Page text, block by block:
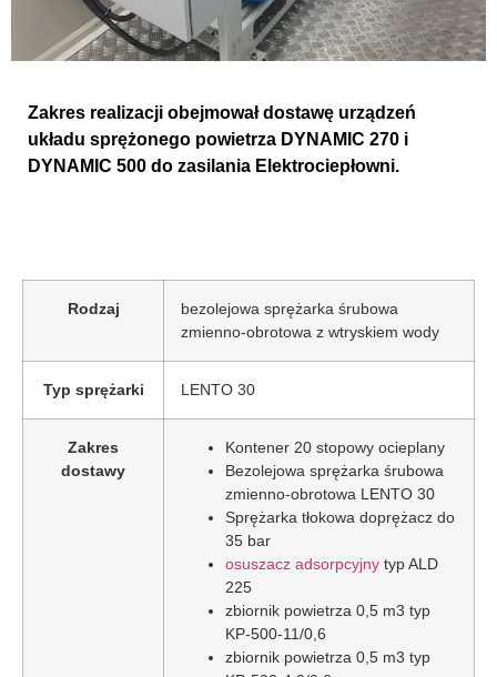
Zakres realizacji obejmował dostawę urządzeń
układu sprężonego powietrza DYNAMIC 270 i
DYNAMIC 500 do zasilania Elektrociepłowni.
Rodzaj
bezolejowa sprężarka śrubowa
zmienno-obrotowa z wtryskiem wody
Typ sprężarki LENTO 30
Zakres
dostawy
Kontener 20 stopowy ocieplany
Bezolejowa sprężarka śrubowa
zmienno-obrotowa LENTO 30
Sprężarka tłokowa doprężacz do
35 bar
osuszacz adsorpcyjny typ ALD
225
zbiornik powietrza 0,5 m3 typ
KP-500-11/0,6
zbiornik powietrza 0,5 m3 typ